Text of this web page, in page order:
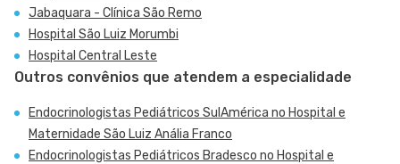
Jabaquara - Clínica São Remo
Hospital São Luiz Morumbi
Hospital Central Leste
Outros convênios que atendem a especialidade
Endocrinologistas Pediátricos SulAmérica no Hospital e
Maternidade São Luiz Anália Franco
Endocrinologistas Pediátricos Bradesco no Hospital e